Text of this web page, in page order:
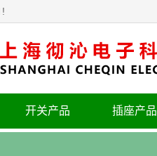
!
开关产品 插座产品